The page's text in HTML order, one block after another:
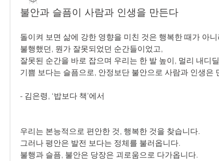
불안과 슬픔이 사람과 인생을 만든다
돌이켜 보면 삶에 강한 영향을 미친 것은 행복한 때가 아
불행했던, 뭔가 잘못되었던 순간들이었고,
잘못된 순간을 바로 잡으며 우리는 한 발 높이, 멀리 내디
기쁨 보다는 슬픔으로, 안정보단 불안으로 사람과 인생은
- 김은령, ‘밥보다 책’에서
우리는 본능적으로 편안한 것, 행복한 것을 찾습니다.
그러나 평안은 발전 보다는 정체를 불러옵니다.
불행과 슬픔, 불안은 당장은 괴로움으로 다가옵니다.